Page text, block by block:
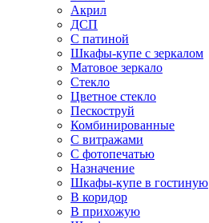
Акрил
ДСП
С патиной
Шкафы-купе с зеркалом
Матовое зеркало
Стекло
Цветное стекло
Пескоструй
Комбинированные
С витражами
С фотопечатью
Назначение
Шкафы-купе в гостиную
В коридор
В прихожую